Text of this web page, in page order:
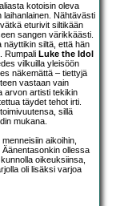
kotoisin oleva
laihanlainen. Nähtävästi
eturivit siltikään
sangen värikkäästi.
näyttikin siltä, että hän
Rumpali Luke the Idol
vilkuilla yleisöön
näkemättä – tiettyjä
vastaan vain
arvon artisti tekikin
täydet tehot irti.
sillä
mukana.
aikoihin,
ollessa
oikeuksiinsa,
oli lisäksi varjoa